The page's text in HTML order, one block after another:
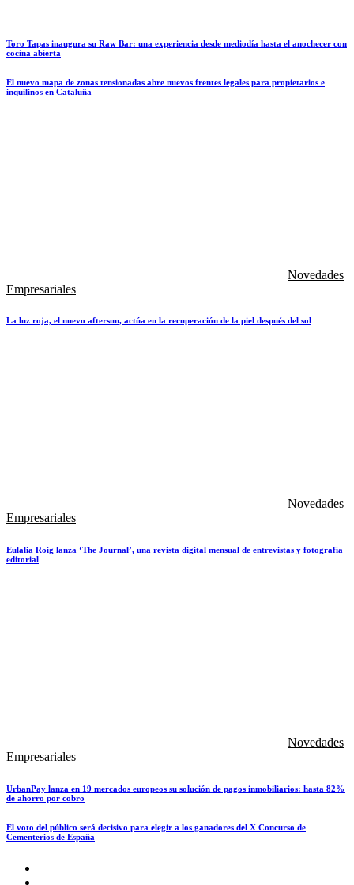
Toro Tapas inaugura su Raw Bar: una experiencia desde mediodía hasta el anochecer con
cocina abierta
El nuevo mapa de zonas tensionadas abre nuevos frentes legales para propietarios e
inquilinos en Cataluña
Novedades
Empresariales
La luz roja, el nuevo aftersun, actúa en la recuperación de la piel después del sol
Novedades
Empresariales
Eulalia Roig lanza ‘The Journal’, una revista digital mensual de entrevistas y fotografía
editorial
Novedades
Empresariales
UrbanPay lanza en 19 mercados europeos su solución de pagos inmobiliarios: hasta 82%
de ahorro por cobro
El voto del público será decisivo para elegir a los ganadores del X Concurso de
Cementerios de España